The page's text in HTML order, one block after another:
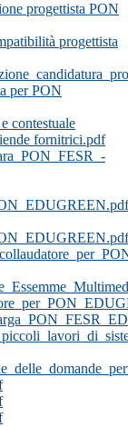
progettista PON
progettista
per PON
contestuale
fornitrici.pdf